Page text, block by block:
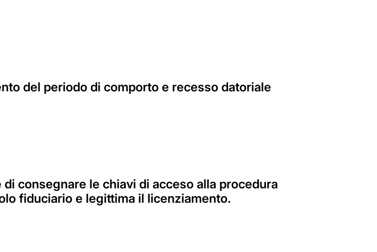
del periodo di comporto e recesso datoriale
consegnare le chiavi di acceso alla procedura
fiduciario e legittima il licenziamento.